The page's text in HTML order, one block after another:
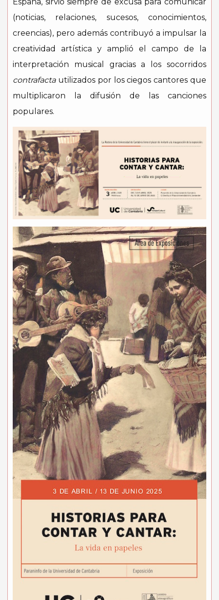
(noticias, relaciones, sucesos, conocimientos,
creencias), pero además contribuyó a impulsar la
creatividad artística y amplió el campo de la
interpretación musical gracias a los socorridos
contrafactautilizados por los ciegos cantores que
multiplicaron la difusión de las canciones
populares.